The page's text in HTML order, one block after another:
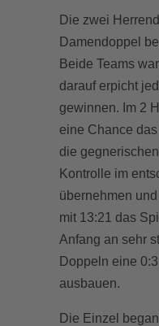
Die zwei
Damendoppel
Beide Teams
darauf erpicht
gewinnen. Im 2
eine Chance
die
Kontrolle im
übernehmen
mit 13:21 das
Anfang an sehr
Doppeln eine
ausbauen.
Die Einzel